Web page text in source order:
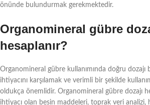
önünde bulundurmak gerekmektedir.
Organomineral gübre
hesaplanır?
Organomineral gübre kullanımında doğru dozajı
ihtiyacını karşılamak ve verimli bir şekilde
oldukça önemlidir. Organomineral gübre dozajı
ihtiyacı olan besin maddeleri, toprak veri analizi,